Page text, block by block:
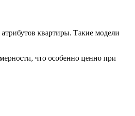
квартиры. Такие модели
что особенно ценно при